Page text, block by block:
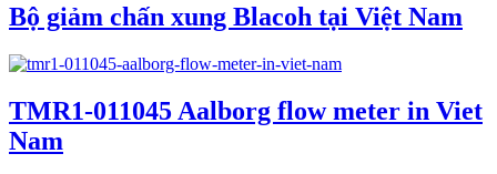
Bộ giảm chấn xung Blacoh tại Việt Nam
TMR1-011045 Aalborg flow meter in Viet
Nam